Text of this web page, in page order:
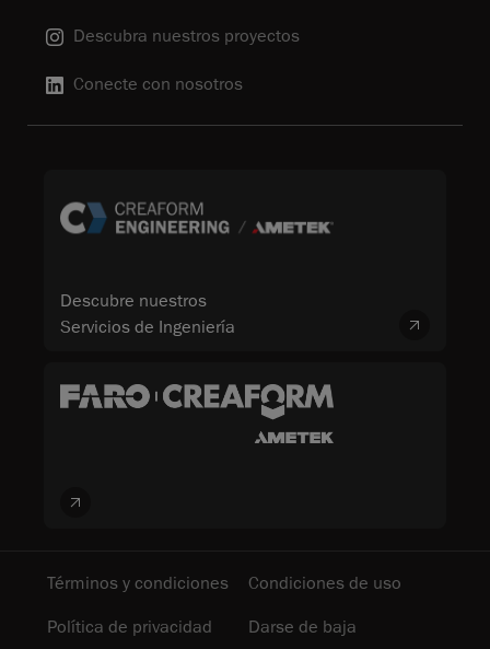
Descubra nuestros proyectos
Conecte con nosotros
Descubre nuestros
Servicios de Ingeniería
Términos y condiciones
Condiciones de uso
Política de privacidad
Darse de baja